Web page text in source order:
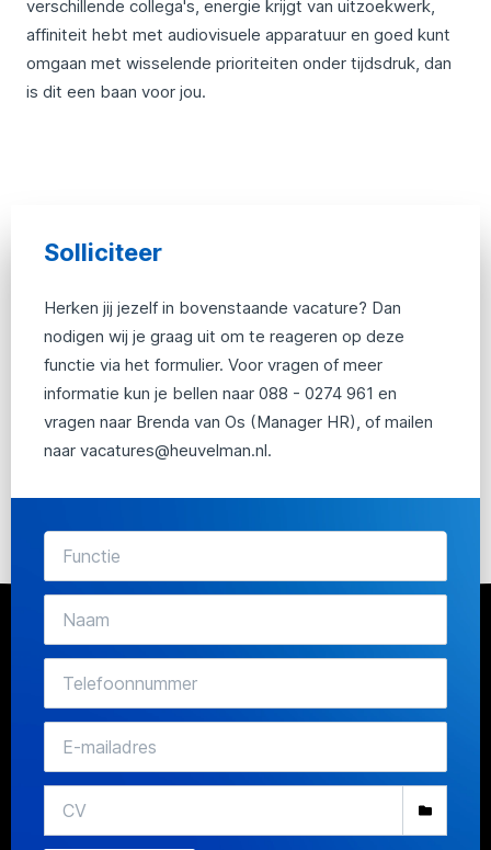
verschillende collega's, energie krijgt van uitzoekwerk,
affiniteit hebt met audiovisuele apparatuur en goed kunt
omgaan met wisselende prioriteiten onder tijdsdruk, dan
is dit een baan voor jou.
Solliciteer
Herken jij jezelf in bovenstaande vacature? Dan
nodigen wij je graag uit om te reageren op deze
functie via het formulier. Voor vragen of meer
informatie kun je bellen naar 088 - 0274 961 en
vragen naar Brenda van Os (Manager HR), of mailen
naar vacatures@heuvelman.nl.